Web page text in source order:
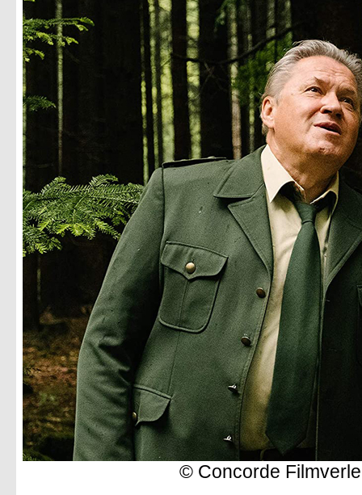
© Concorde